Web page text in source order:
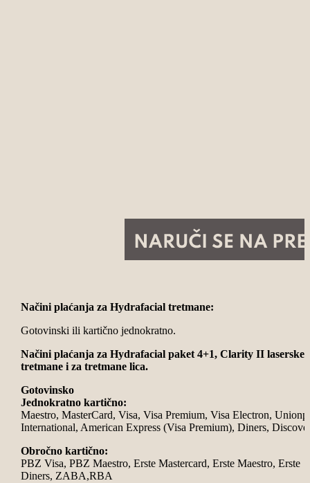
Načini plaćanja za Hydrafacial tretmane:
Gotovinski ili kartično jednokratno.
Načini plaćanja za Hydrafacial paket 4+1, Clarity II laserske
tretmane i za tretmane lica.
Gotovinsko
Jednokratno kartično:
Maestro, MasterCard, Visa, Visa Premium, Visa Electron,
International, American Express (Visa Premium), Diners,
Obročno kartično:
PBZ Visa, PBZ Maestro, Erste Mastercard, Erste Maestro, Erste
Diners, ZABA,RBA